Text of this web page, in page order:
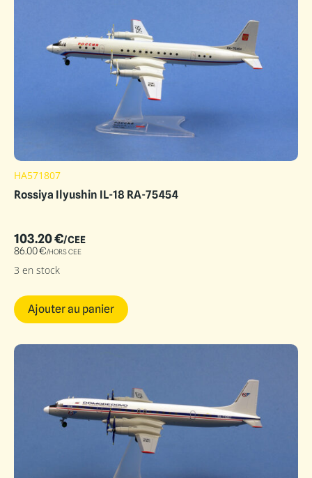
HA571807
Rossiya Ilyushin IL-18 RA-75454
103.20€/CEE
86.00€/HORS CEE
3 en stock
Ajouter au panier